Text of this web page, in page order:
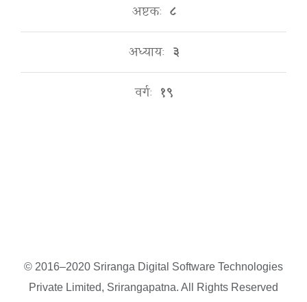
अष्टकः ८
अध्यायः ३
वर्गः १९
© 2016–2020 Sriranga Digital Software Technologies
Private Limited, Srirangapatna. All Rights Reserved